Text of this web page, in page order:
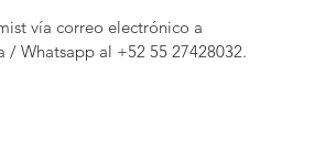
vía correo electrónico a
Whatsapp al +52 55 27428032.